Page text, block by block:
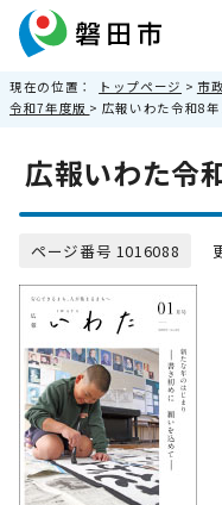
現在の位置： トップページ > 市
令和7年度版 > 広報いわた令和8
広報いわた令
ページ番号 1016088